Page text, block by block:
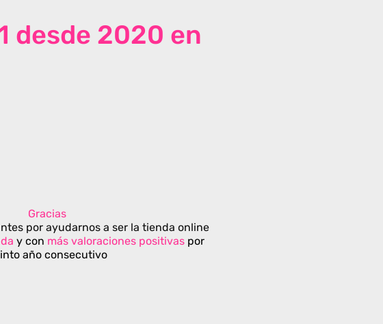
desde 2020 en
Gracias
por ayudarnos a ser la tienda online
y con más valoraciones positivas por
año consecutivo